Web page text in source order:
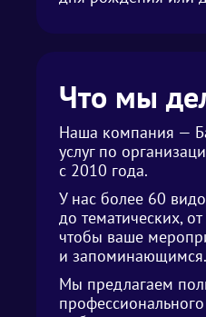
Что мы
Наша компания —
услуг по
с 2010 года.
У нас более 60
до тематических,
чтобы ваше
и запоминающимся.
Мы предлагаем